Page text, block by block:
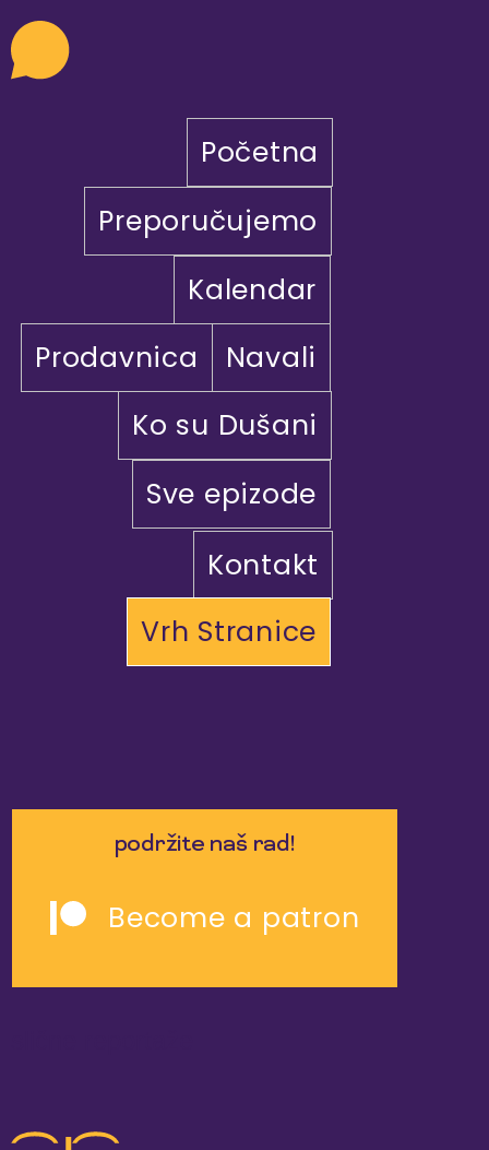
Početna
Preporučujemo
Kalendar
Prodavnica
Navali
Ko su Dušani
Sve epizode
Kontakt
Vrh Stranice
podržite naš rad!
Become a patron